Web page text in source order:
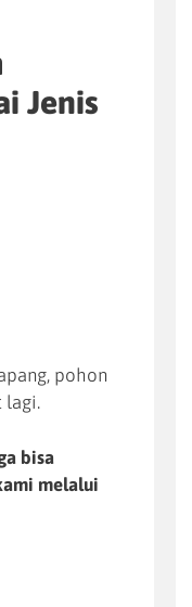
Jenis
pohon
lagi.
bisa
melalui